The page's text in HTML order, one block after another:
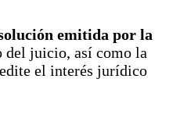
emitida por la
del juicio, así como la
el interés jurídico